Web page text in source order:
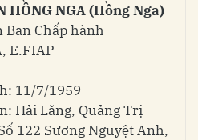
HỒNG NGA (Hồng Nga)
Ban Chấp hành
E.FIAP
11/7/1959
Hải Lăng, Quảng Trị
122 Sương Nguyệt Anh,